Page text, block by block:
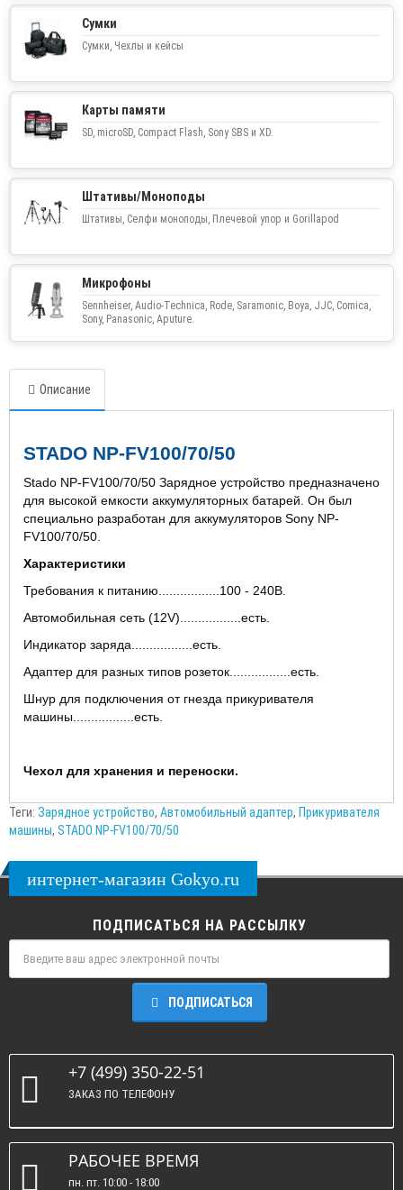
Сумки
Сумки, Чехлы и кейсы
Карты памяти
SD, microSD, Compact Flash, Sony SBS и XD.
Штативы/Моноподы
Штативы, Селфи моноподы, Плечевой упор и Gorillapod
Микрофоны
Sennheiser, Audio-Technica, Rode, Saramonic, Boya, JJC, Comica,
Sony, Panasonic, Aputure.
Описание
STADO NP-FV100/70/50
Stado NP-FV100/70/50 Зарядное устройство предназначено
для высокой емкости аккумуляторных батарей. Он был
специально разработан для аккумуляторов Sony NP-
FV100/70/50.
Характеристики
Требования к питанию.................100 - 240В.
Автомобильная сеть (12V).................есть.
Индикатор заряда.................есть.
Адаптер для разных типов розеток.................есть.
Шнур для подключения от гнезда прикуривателя
машины.................есть.
Чехол для хранения и переноски.
Теги: Зарядное устройство, Автомобильный адаптер, Прикуривателя
машины, STADO NP-FV100/70/50
интернет-магазин Gokyo.ru
ПОДПИСАТЬСЯ НА РАССЫЛКУ
ПОДПИСАТЬСЯ
+7 (499) 350-22-51
ЗАКАЗ ПО ТЕЛЕФОНУ
РАБОЧЕЕ ВРЕМЯ
пн. пт. 10:00 - 18:00